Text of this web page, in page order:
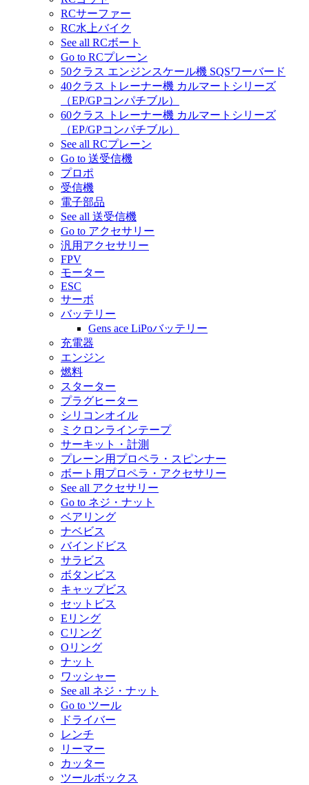
RCサーファー
RC水上バイク
See all RCボート
Go to RCプレーン
50クラス エンジンスケール機 SQSワーバード
40クラス トレーナー機 カルマートシリーズ
（EP/GPコンパチブル）
60クラス トレーナー機 カルマートシリーズ
（EP/GPコンパチブル）
See all RCプレーン
Go to 送受信機
プロポ
受信機
電子部品
See all 送受信機
Go to アクセサリー
汎用アクセサリー
FPV
モーター
ESC
サーボ
バッテリー
Gens ace LiPoバッテリー
充電器
エンジン
燃料
スターター
プラグヒーター
シリコンオイル
ミクロンラインテープ
サーキット・計測
プレーン用プロペラ・スピンナー
ボート用プロペラ・アクセサリー
See all アクセサリー
Go to ネジ・ナット
ベアリング
ナベビス
バインドビス
サラビス
ボタンビス
キャップビス
セットビス
Eリング
Cリング
Oリング
ナット
ワッシャー
See all ネジ・ナット
Go to ツール
ドライバー
レンチ
リーマー
カッター
ツールボックス